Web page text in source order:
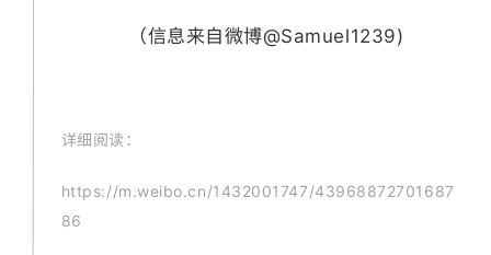
（信息来自微博@Samuel1239)
详细阅读：
https://m.weibo.cn/1432001747/43968872701687
86